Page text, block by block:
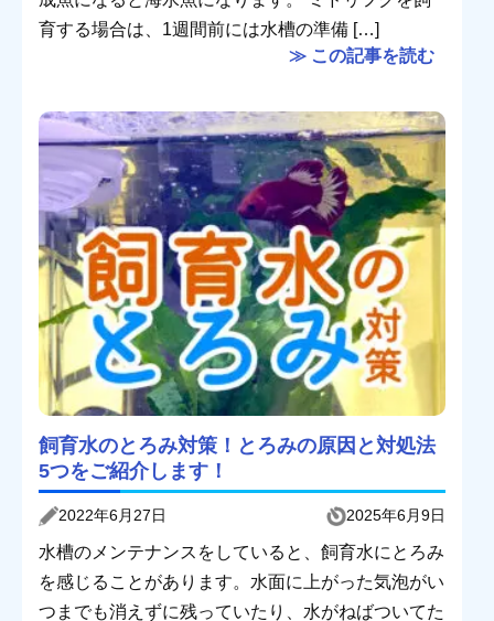
育する場合は、1週間前には水槽の準備 […]
≫ この記事を読む
飼育水のとろみ対策！とろみの原因と対処法
5つをご紹介します！
2022年6月27日 2025年6月9日
水槽のメンテナンスをしていると、飼育水にとろみ
を感じることがあります。水面に上がった気泡がい
つまでも消えずに残っていたり、水がねばついてた